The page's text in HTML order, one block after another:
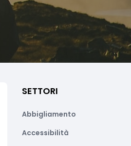
SETTORI
Abbigliamento
Accessibilità